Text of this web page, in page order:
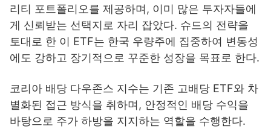
리티 포트폴리오를 제공하며, 이미 많은 투자자들에
게 신뢰받는 선택지로 자리 잡았다. 슈드의 전략을
토대로 한 이 ETF는 한국 우량주에 집중하여 변동성
에도 강하고 장기적으로 꾸준한 성장을 목표로 한다.
코리아 배당 다우존스 지수는 기존 고배당 ETF와 차
별화된 접근 방식을 취하며, 안정적인 배당 수익을
바탕으로 주가 하방을 지지하는 역할을 수행한다.